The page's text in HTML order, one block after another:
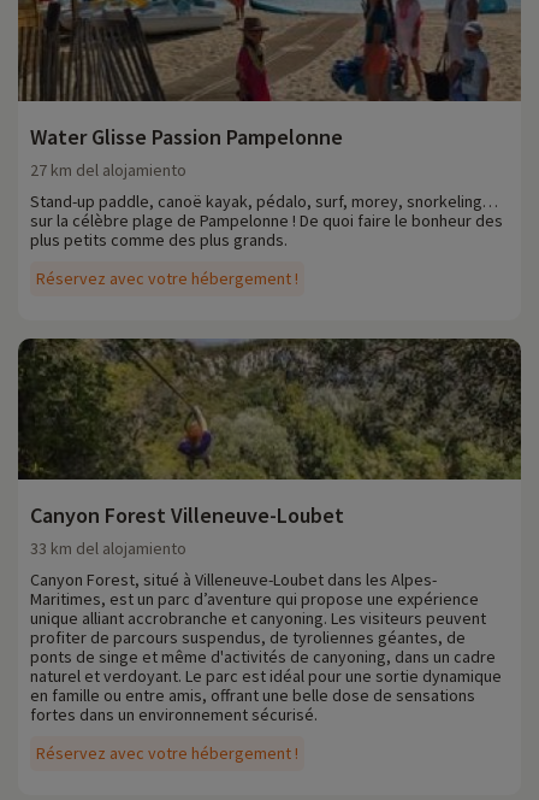
Water Glisse Passion Pampelonne
Réservez avec votre hébergement !
27 km del alojamiento
Stand-up paddle, canoë kayak, pédalo, surf, morey, snorkeling…
sur la célèbre plage de Pampelonne ! De quoi faire le bonheur des
plus petits comme des plus grands.
Canyon Forest Villeneuve-Loubet
Réservez avec votre hébergement !
33 km del alojamiento
Canyon Forest, situé à Villeneuve-Loubet dans les Alpes-
Maritimes, est un parc d’aventure qui propose une expérience
unique alliant accrobranche et canyoning. Les visiteurs peuvent
profiter de parcours suspendus, de tyroliennes géantes, de
ponts de singe et même d'activités de canyoning, dans un cadre
naturel et verdoyant. Le parc est idéal pour une sortie dynamique
en famille ou entre amis, offrant une belle dose de sensations
fortes dans un environnement sécurisé.